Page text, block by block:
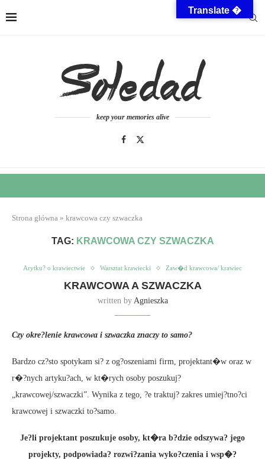
keep your memories alive
Strona główna » krawcowa czy szwaczka
TAG: KRAWCOWA CZY SZWACZKA
Arytku? o krawiectwie Warsztat krawiecki Zaw�d krawcowa/ krawiec
KRAWCOWA A SZWACZKA
written by Agnieszka
Czy okre?lenie krawcowa i szwaczka znaczy to samo?
Bardzo cz?sto spotykam si? z og?oszeniami firm, projektant�w oraz w
r�?nych artyku?ach, w kt�rych osoby poszukuj?
„krawcowej/szwaczki”. Wynika z tego, ?e traktuj? zakres umiej?tno?ci
krawcowej i szwaczki to?samo.
Je?li projektant poszukuje osoby, kt�ra b?dzie odszywa? jego
projekty, podpowiada? rozwi?zania wyko?czenia i wsp�?
Translate �